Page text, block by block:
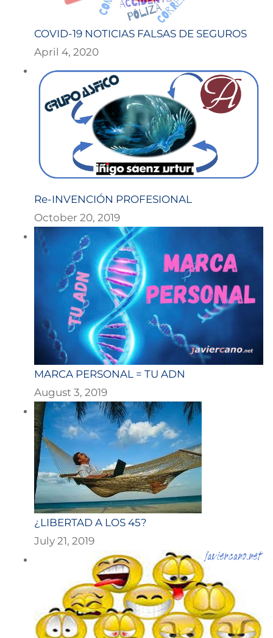
COVID-19 NOTICIAS FALSAS DE SEGUROS
April 4, 2020
Re-INVENCIÓN PROFESIONAL
October 20, 2019
MARCA PERSONAL = TU ADN
August 3, 2019
¿LIBERTAD A LOS 45?
July 21, 2019